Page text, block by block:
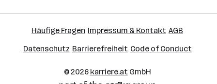
Häufige Fragen Impressum & Kontakt AGB
Datenschutz Barrierefreiheit Code of Conduct
© 2026 karriere.atGmbH